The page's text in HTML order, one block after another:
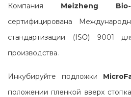
Компания Meizheng
сертифицирована
стандартизации (ISO) 9001
производства.
Инкубируйте подложки
положении пленкой вверх